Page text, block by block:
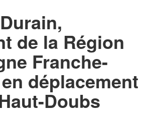
de la Région
Franche-
déplacement
Doubs